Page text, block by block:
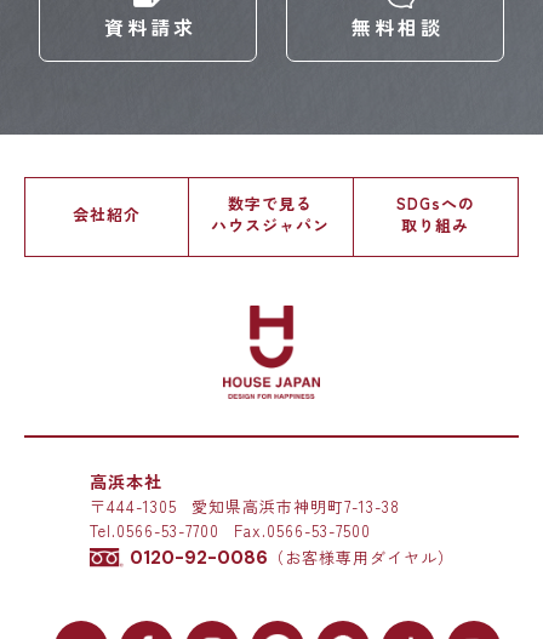
資料請求 無料相談
会社紹介
数字で見る
ハウスジャパン
SDGsへの
取り組み
高浜本社
〒444-1305
愛知県高浜市神明町7-13-38
Tel.0566-53-7700 Fax.0566-53-7500
0120-92-0086 （お客様専用ダイヤル）